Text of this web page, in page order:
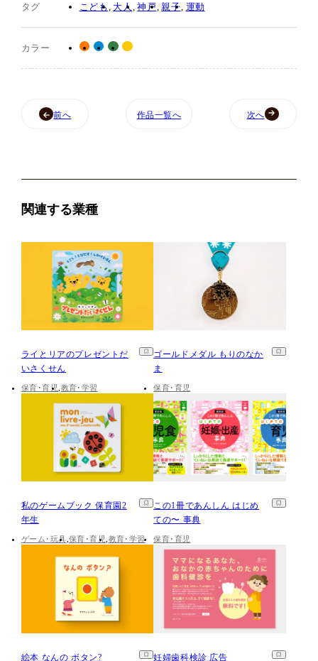
タグ こども 大人 神戸 親子 運動
カラー
前へ 作品一覧へ 次へ
関連する業種
ライとリアのプレゼントだ
いさくせん
保育･育児 教育･学習
ゴールドメダル もりのなか
ま
保育･育児
私のゲームブック 保育園2
年生
ゲーム･玩具 保育･育児 教育･学習
この1冊であんしん はじめ
ての〜 事典
保育･育児
絵本 なんの ボタン? 妊婦歯科検診 広告